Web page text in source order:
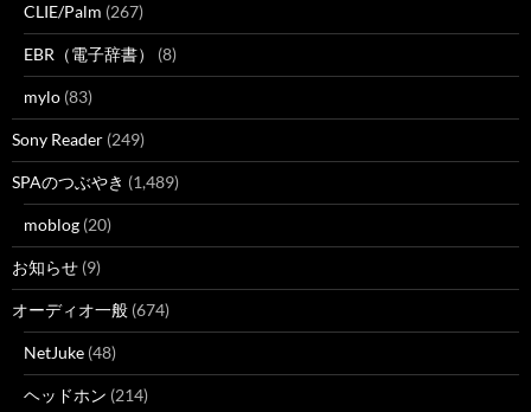
CLIE/Palm (267)
EBR（電子辞書） (8)
mylo (83)
Sony Reader (249)
SPAのつぶやき (1,489)
moblog (20)
お知らせ (9)
オーディオ一般 (674)
NetJuke (48)
ヘッドホン (214)